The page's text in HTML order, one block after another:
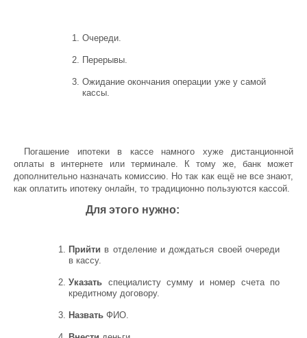
Очереди.
Перерывы.
Ожидание окончания операции уже у самой
кассы.
Погашение ипотеки в кассе намного хуже дистанционной
оплаты в интернете или терминале. К тому же, банк может
дополнительно назначать комиссию. Но так как ещё не все знают,
как оплатить ипотеку онлайн, то традиционно пользуются кассой.
Для этого нужно:
Прийти в отделение и дождаться своей очереди
в кассу.
Указать специалисту сумму и номер счета по
кредитному договору.
Назвать ФИО.